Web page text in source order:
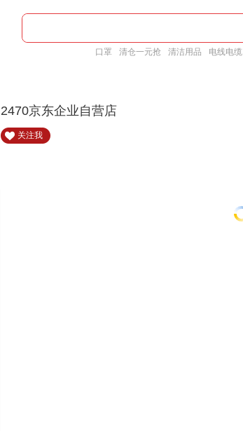
口罩 清仓一元抢 清洁用品 电线电缆
2470京东企业自营店
关注我